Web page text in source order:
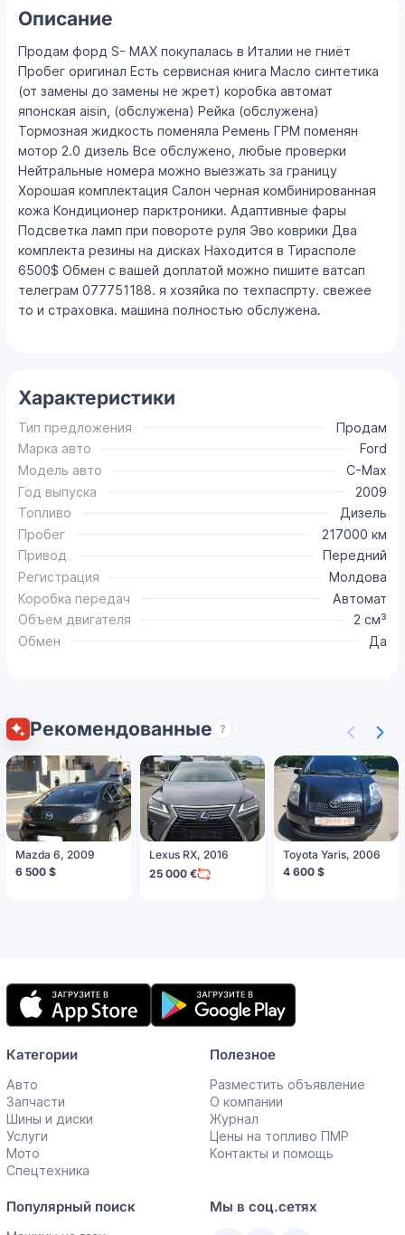
Описание
Продам форд S- MAX покупалась в Италии не гниёт
Пробег оригинал Есть сервисная книга Масло синтетика
(от замены до замены не жрет) коробка автомат
японская aisin, (обслужена) Рейка (обслужена)
Тормозная жидкость поменяла Ремень ГРМ поменян
мотор 2.0 дизель Все обслужено, любые проверки
Нейтральные номера можно выезжать за границу
Хорошая комплектация Салон черная комбинированная
кожа Кондиционер парктроники. Адаптивные фары
Подсветка ламп при повороте руля Эво коврики Два
комплекта резины на дисках Находится в Тирасполе
6500$ Обмен с вашей доплатой можно пишите ватсап
телеграм 077751188. я хозяйка по техпаспрту. свежее
то и страховка. машина полностью обслужена.
Характеристики
Тип предложения
Продам
Марка авто
Ford
Модель авто
C-Max
Год выпуска
2009
Топливо
Дизель
Пробег
217000 км
Привод
Передний
Регистрация
Молдова
Коробка передач
Автомат
Объем двигателя
2 см³
Обмен
Да
Рекомендованные ?
Mazda 6, 2009
6 500 $
Lexus RX, 2016
25 000 €
Toyota Yaris, 2006
4 600 $
Мобильное
приложение
Категории
Авто
Запчасти
Шины и диски
Услуги
Мото
Спецтехника
Полезное
Разместить объявление
О компании
Журнал
Цены на топливо ПМР
Контакты и помощь
Популярный поиск Мы в соц.сетях